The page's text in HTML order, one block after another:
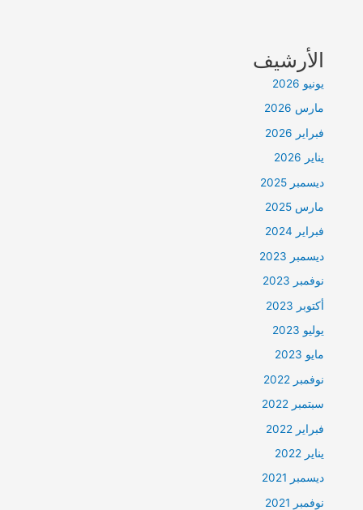
الأرشيف
يونيو 2026
مارس 2026
فبراير 2026
يناير 2026
ديسمبر 2025
مارس 2025
فبراير 2024
ديسمبر 2023
نوفمبر 2023
أكتوبر 2023
يوليو 2023
مايو 2023
نوفمبر 2022
سبتمبر 2022
فبراير 2022
يناير 2022
ديسمبر 2021
نوفمبر 2021